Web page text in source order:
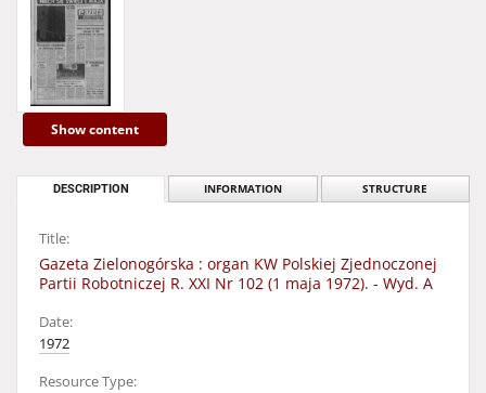
Show content
DESCRIPTION INFORMATION STRUCTURE
Title:
Gazeta Zielonogórska : organ KW Polskiej Zjednoczonej
Partii Robotniczej R. XXI Nr 102 (1 maja 1972). - Wyd. A
Date:
1972
Resource Type: